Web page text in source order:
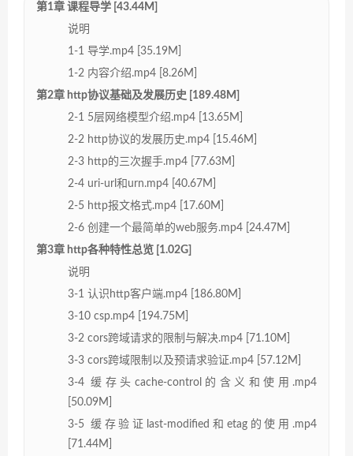
第1章 课程导学 [43.44M]
说明
1-1 导学.mp4 [35.19M]
1-2 内容介绍.mp4 [8.26M]
第2章 http协议基础及发展历史 [189.48M]
2-1 5层网络模型介绍.mp4 [13.65M]
2-2 http协议的发展历史.mp4 [15.46M]
2-3 http的三次握手.mp4 [77.63M]
2-4 uri-url和urn.mp4 [40.67M]
2-5 http报文格式.mp4 [17.60M]
2-6 创建一个最简单的web服务.mp4 [24.47M]
第3章 http各种特性总览 [1.02G]
说明
3-1 认识http客户端.mp4 [186.80M]
3-10 csp.mp4 [194.75M]
3-2 cors跨域请求的限制与解决.mp4 [71.10M]
3-3 cors跨域限制以及预请求验证.mp4 [57.12M]
3-4 缓存头cache-control的含义和使用.mp4
[50.09M]
3-5 缓存验证last-modified和etag的使用.mp4
[71.44M]